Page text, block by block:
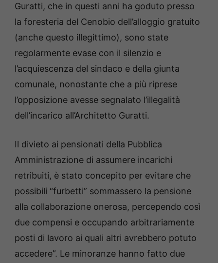
Guratti, che in questi anni ha goduto presso
la foresteria del Cenobio dell’alloggio gratuito
(anche questo illegittimo), sono state
regolarmente evase con il silenzio e
l’acquiescenza del sindaco e della giunta
comunale, nonostante che a più riprese
l’opposizione avesse segnalato l’illegalità
dell’incarico all’Architetto Guratti.
Il divieto ai pensionati della Pubblica
Amministrazione di assumere incarichi
retribuiti, è stato concepito per evitare che
possibili “furbetti” sommassero la pensione
alla collaborazione onerosa, percependo così
due compensi e occupando arbitrariamente
posti di lavoro ai quali altri avrebbero potuto
accedere”. Le minoranze hanno fatto due